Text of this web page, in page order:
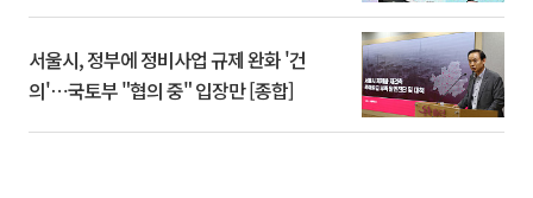
서울시, 정부에 정비사업 규제 완화 '건
의'⋯국토부 "협의 중" 입장만 [종합]